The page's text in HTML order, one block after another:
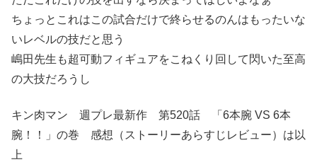
ちょっとこれはこの試合だけで終らせるのんはもったいな
いレベルの技だと思う
嶋田先生も超可動フィギュアをこねくり回して閃いた至高
の大技だろうし
キン肉マン 週プレ最新作 第520話 「6本腕 VS 6本
腕！！」の巻 感想（ストーリーあらすじレビュー）は以
上